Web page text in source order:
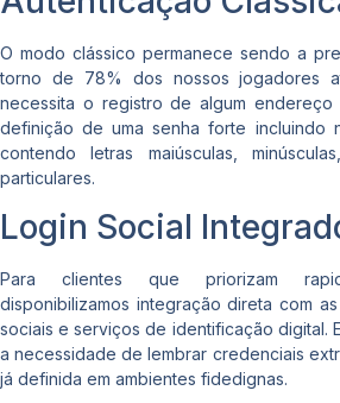
O modo clássico permanece sendo a
torno de 78% dos nossos jogadores
necessita o registro de algum
definição de uma senha forte incluindo
contendo letras maiúsculas,
particulares.
Login Social
Para clientes que priorizam
disponibilizamos integração direta com
sociais e serviços de identificação digital.
a necessidade de lembrar credenciais
já definida em ambientes fidedignas.